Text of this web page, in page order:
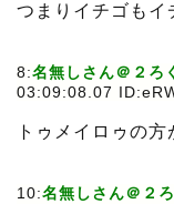
つまりイチゴも
8:名無しさん＠２ろ
03:09:08.07
トゥメイロゥの方
10:名無しさん＠２